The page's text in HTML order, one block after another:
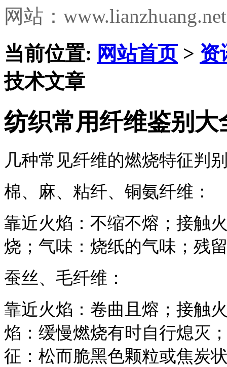
网站：www.lianzhuang.net
当前位置: 网站首页> 资
技术文章
纺织常用纤维鉴别大
几种常见纤维的燃烧特征判
棉、麻、粘纤、铜氨纤维：
靠近火焰：不缩不熔；接触
烧；气味：烧纸的气味；残
蚕丝、毛纤维：
靠近火焰：卷曲且熔；接触
焰：缓慢燃烧有时自行熄灭
征：松而脆黑色颗粒或焦炭